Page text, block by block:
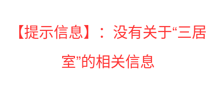
【提示信息】：没有关于“三居
室”的相关信息